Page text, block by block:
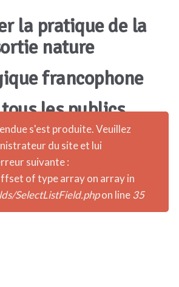
la pratique de la
nature
francophone
les publics
s'est produite. Veuillez
du site et lui
suivante :
of type array on array in
SelectListField.phpon line35